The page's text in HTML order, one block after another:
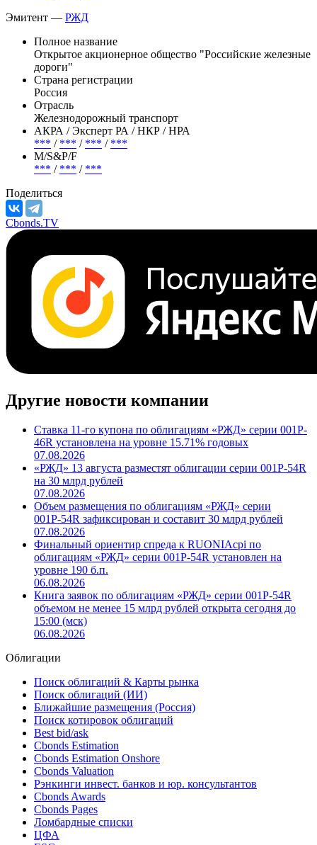
Эмитент — РЖД
Полное название
Открытое акционерное общество "Российские железные
дороги"
Страна регистрации
Россия
Отрасль
Железнодорожный транспорт
АКРА / Эксперт РА / НКР / НРА
*** / *** / *** / ***
М/S&P/F
*** / *** / ***
Поделиться
Cbonds.TV
Другие новости компании
Ставка 11-го купона по облигациям «РЖД» серии 001P-
46R установлена на уровне 15.71% годовых
07.08.2026
«РЖД» 13 августа разместят облигации серии 001Р-54R
на 30 млрд рублей
07.08.2026
Объем размещения по облигациям «РЖД» серии
001Р-54R зафиксирован и составит 30 млрд рублей
07.08.2026
Финальный ориентир спреда к RUONIAсрi по
облигациям «РЖД» серии 001Р-54R установлен на
уровне 190 б.п.
06.08.2026
Книга заявок по облигациям «РЖД» серии 001Р-54R
объемом не менее 15 млрд рублей открыта сегодня до
15:00 (мск)
06.08.2026
Облигации
Поиск облигаций & Карты рынка
Поиск облигаций (ИИ)
Ближайшие размещения (Россия)
Поиск котировок облигаций
Best bid/ask
Cbonds Estimation
Cbonds Estimation Onshore
Cbonds Valuation
Рэнкинги инвест. банков и юр. консультантов
Cbonds Awards
Cbonds Pages
Ломбардные списки
ЦФА